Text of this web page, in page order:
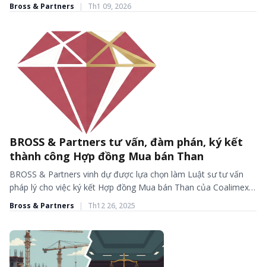
Bross & Partners | Th1 09, 2026
BÀI VIẾT - TIN TỨC
BROSS & Partners tư vấn, đàm phán, ký kết
thành công Hợp đồng Mua bán Than
BROSS & Partners vinh dự được lựa chọn làm Luật sư tư vấn
pháp lý cho việc ký kết Hợp đồng Mua bán Than của Coalimex.
Bross & Partners | Th12 26, 2025